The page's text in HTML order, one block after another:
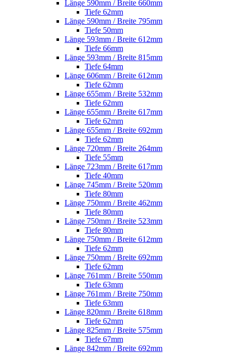
Länge 590mm / Breite 660mm
Tiefe 62mm
Länge 590mm / Breite 795mm
Tiefe 50mm
Länge 593mm / Breite 612mm
Tiefe 66mm
Länge 593mm / Breite 815mm
Tiefe 64mm
Länge 606mm / Breite 612mm
Tiefe 62mm
Länge 655mm / Breite 532mm
Tiefe 62mm
Länge 655mm / Breite 617mm
Tiefe 62mm
Länge 655mm / Breite 692mm
Tiefe 62mm
Länge 720mm / Breite 264mm
Tiefe 55mm
Länge 723mm / Breite 617mm
Tiefe 40mm
Länge 745mm / Breite 520mm
Tiefe 80mm
Länge 750mm / Breite 462mm
Tiefe 80mm
Länge 750mm / Breite 523mm
Tiefe 80mm
Länge 750mm / Breite 612mm
Tiefe 62mm
Länge 750mm / Breite 692mm
Tiefe 62mm
Länge 761mm / Breite 550mm
Tiefe 63mm
Länge 761mm / Breite 750mm
Tiefe 63mm
Länge 820mm / Breite 618mm
Tiefe 62mm
Länge 825mm / Breite 575mm
Tiefe 67mm
Länge 842mm / Breite 692mm